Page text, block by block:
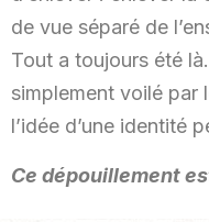
de vue séparé de
Tout a toujours été
simplement voilé par
l’idée d’une identité
Ce dépouillement